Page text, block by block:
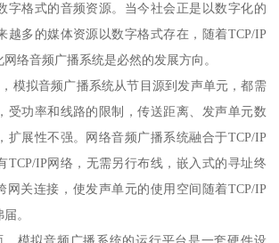
字格式的音频资源。当今社会正是以数字化的
越多的媒体资源以数字格式存在，随着TCP/IP
络音频广播系统是必然的发展方向。
模拟音频广播系统从节目源到发声单元，都需
受功率和线路的限制，传送距离、发声单元数
扩展性不强。网络音频广播系统融合于TCP/IP
TCP/IP网络，无需另行布线，嵌入式的寻址终
网关连接，使发声单元的使用空间随着TCP/IP
。